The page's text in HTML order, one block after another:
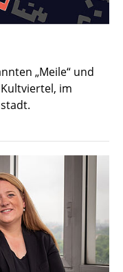
„Meile“ und
im